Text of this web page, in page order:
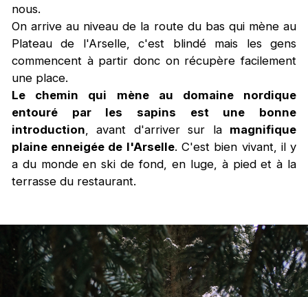
nous.
On arrive au niveau de la route du bas qui mène au
Plateau de l'Arselle, c'est blindé mais les gens
commencent à partir donc on récupère facilement
une place.
Le chemin qui mène au domaine nordique
entouré par les sapins est une bonne
introduction, avant d'arriver sur la magnifique
plaine enneigée de l'Arselle. C'est bien vivant, il y
a du monde en ski de fond, en luge, à pied et à la
terrasse du restaurant.